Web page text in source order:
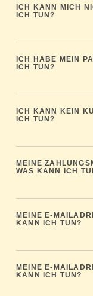
ICH KANN MICH
ICH TUN?
ICH HABE MEIN
ICH TUN?
ICH KANN KEIN
ICH TUN?
MEINE
WAS KANN ICH
MEINE E-
KANN ICH TUN?
MEINE E-
KANN ICH TUN?